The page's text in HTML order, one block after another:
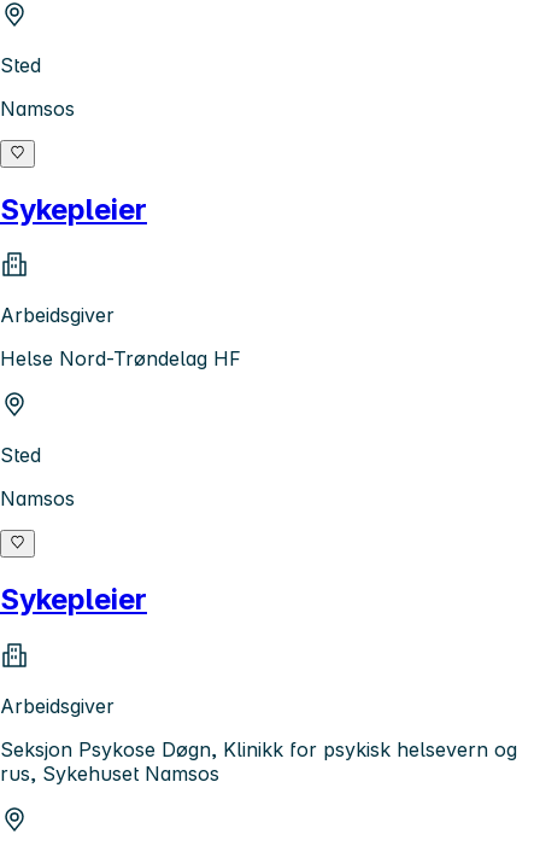
Sted
Namsos
Sykepleier
Arbeidsgiver
Helse Nord-Trøndelag HF
Sted
Namsos
Sykepleier
Arbeidsgiver
Seksjon Psykose Døgn, Klinikk for psykisk helsevern og
rus, Sykehuset Namsos